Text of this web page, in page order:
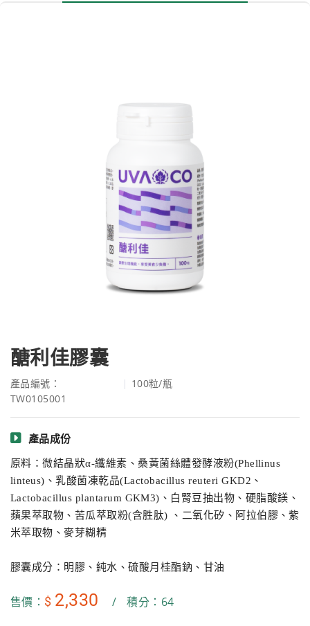
醣利佳膠囊
產品編號：
TW0105001
100粒/瓶
產品成份
原料：微結晶狀α-纖維素、桑黃菌絲體發酵液粉(Phellinus
linteus) 、乳酸菌凍乾品(Lactobacillus reuteri GKD2 、
Lactobacillus plantarum GKM3) 、白腎豆抽出物、硬脂酸鎂、
蘋果萃取物、苦瓜萃取粉(含胜肽)
、二氧化矽、阿拉伯膠、紫
米萃取物、麥芽糊精
膠囊成分：明膠、純水、硫酸月桂酯鈉、甘油
售價： $ 2,330 / 積分：64